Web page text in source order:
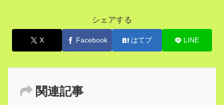
シェアする
X Facebook はてブ LINE
関連記事